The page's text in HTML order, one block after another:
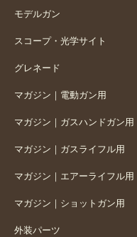
モデルガン
スコープ・光学サイト
グレネード
マガジン｜電動ガン用
マガジン｜ガスハンドガン用
マガジン｜ガスライフル用
マガジン｜エアーライフル用
マガジン｜ショットガン用
外装パーツ